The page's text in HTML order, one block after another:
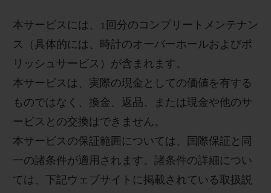
本サービスには、 1 回分のコンプリートメンテナン
ス（具体的には、時計のオーバーホールおよびポ
リッシュサービス）が含まれます。
本サービスは、実際の現金としての価値を有する
ものではなく、換金、返品、または現金や他のサ
ービスとの交換はできません。
本サービスの保証範囲については、国際保証と同
一の諸条件が適用されます。諸条件の詳細につい
ては、下記ウェブサイトに掲載されている取扱説